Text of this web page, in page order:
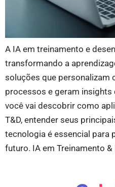
A IA em treinamento e
transformando a
soluções que personalizam
processos e geram
você vai descobrir como
T&D, entender seus
tecnologia é essencial para
futuro. IA em Treinamento